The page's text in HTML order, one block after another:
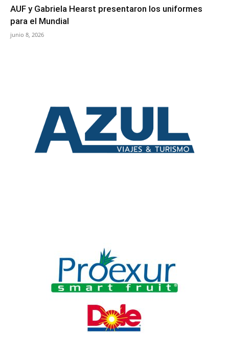
AUF y Gabriela Hearst presentaron los uniformes
para el Mundial
junio 8, 2026